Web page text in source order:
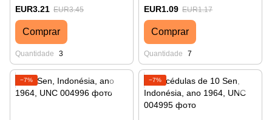
EUR3.21 EUR3.45
Comprar
Quantidade 3
EUR1.09 EUR1.17
Comprar
Quantidade 7
−7% −7%